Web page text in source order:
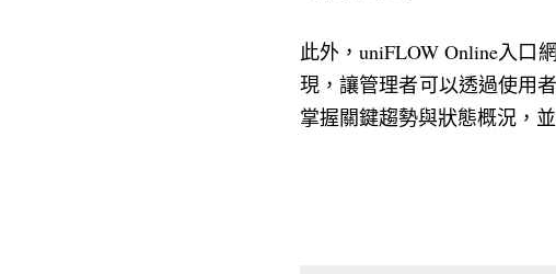
此外，uniFLOW Online入口
現，讓管理者可以透過使用
掌握關鍵趨勢與狀態概況，